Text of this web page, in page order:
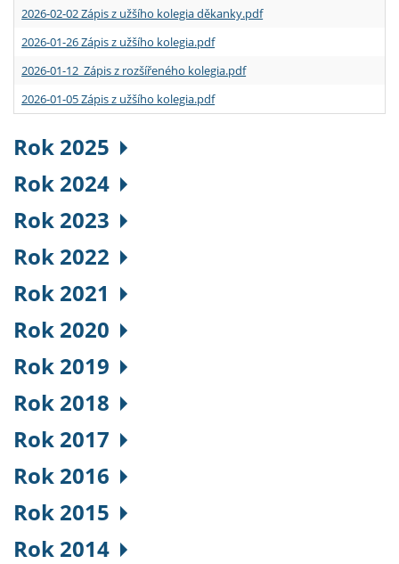
2026-02-02 Zápis z užšího kolegia děkanky.pdf
2026-01-26 Zápis z užšího kolegia.pdf
2026-01-12 Zápis z rozšířeného kolegia.pdf
2026-01-05 Zápis z užšího kolegia.pdf
Rok 2025
Rok 2024
Rok 2023
Rok 2022
Rok 2021
Rok 2020
Rok 2019
Rok 2018
Rok 2017
Rok 2016
Rok 2015
Rok 2014